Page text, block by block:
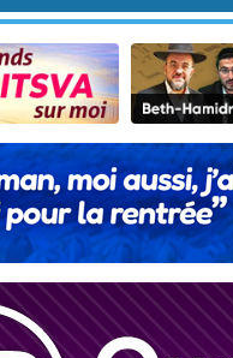
23
Eva vient
4
3
3
Odaya
2
13
12
30